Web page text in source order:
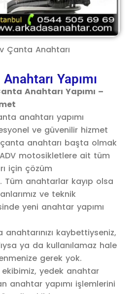
Çanta Anahtarı
Yapımı
Anahtarı Yapımı –
anahtarı yapımı
ve güvenilir hizmet
çanta anahtarı başta olmak
motosikletlere ait tüm
için çözüm
Tüm anahtarlar kayıp olsa
ve teknik
yeni anahtar yapımı
kaybettiyseniz,
ya da kullanılamaz hale
gerek yok.
ekibimiz, yedek anahtar
anahtar yapımı işlemlerini